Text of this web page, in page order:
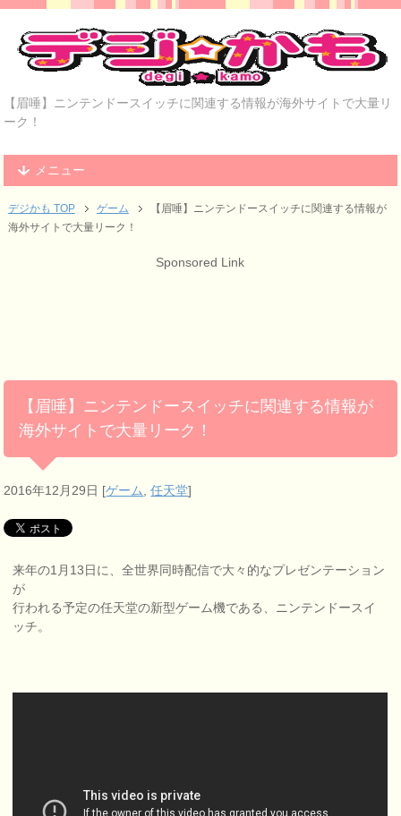
【眉唾】ニンテンドースイッチに関連する情報が海外サイトで大量リ
ーク！
メニュー
デジかも TOP ゲーム
【眉唾】ニンテンドースイッチに関連する情報が
海外サイトで大量リーク！
Sponsored Link
【眉唾】ニンテンドースイッチに関連する情報が
海外サイトで大量リーク！
2016年12月29日 [ゲーム ,任天堂]
来年の1月13日に、全世界同時配信で大々的なプレゼンテーション
が
行われる予定の任天堂の新型ゲーム機である、ニンテンドースイ
ッチ。